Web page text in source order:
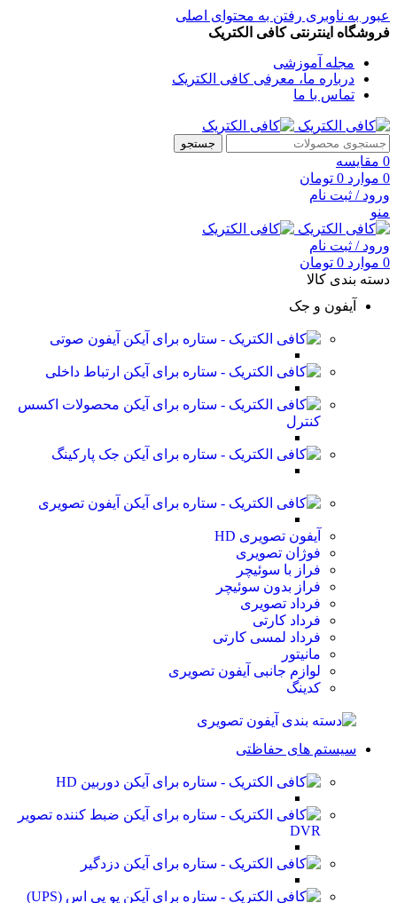
عبور به ناوبری رفتن به محتوای اصلی
فروشگاه اینترنتی کافی الکتریک
مجله آموزشی
درباره ما، معرفی کافی الکتریک
تماس با ما
جستجو
0 مقایسه
0 موارد 0 تومان
ورود / ثبت نام
منو
ورود / ثبت نام
0 موارد 0 تومان
دسته بندی کالا
آیفون و جک
آیفون صوتی
ارتباط داخلی
محصولات اکسس
کنترل
جک پارکینگ
آیفون تصویری
آیفون تصویری HD
فوژان تصویری
فراز با سوئیچر
فراز بدون سوئیچر
فرداد تصویری
فرداد کارتی
فرداد لمسی کارتی
مانیتور
لوازم جانبی آیفون تصویری
کدینگ
سیستم های حفاظتی
دوربین HD
ضبط کننده تصویر
DVR
دزدگیر
یو پی اس (UPS)